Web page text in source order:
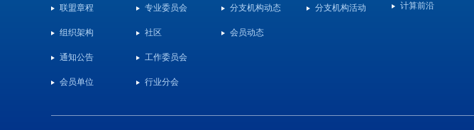
联盟章程
组织架构
通知公告
会员单位
专业委员会
社区
工作委员会
行业分会
分支机构动态
会员动态
分支机构活动 计算前沿